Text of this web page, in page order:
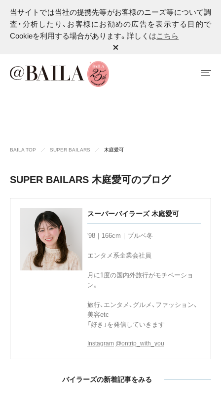
当サイトでは当社の提携先等がお客様のニーズ等について調
査・分析したり、お客様にお勧めの広告を表示する目的で
Cookieを利用する場合があります。詳しくはこちら
BAILA TOP SUPER BAILARS 木庭愛可
SUPER BAILARS 木庭愛可のブログ
スーパーバイラーズ 木庭愛可
'98｜166cm｜ブルベ冬
エンタメ系企業会社員
月に1度の国内外旅行がモチベーショ
ン。
旅行、エンタメ、グルメ、ファッション、
美容etc
「好き」を発信していきます
Instagram @ontrip_with_you
バイラーズの新着記事をみる